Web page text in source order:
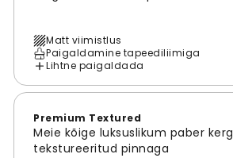
Matt viimistlus
Paigaldamine tapeediliimiga
Lihtne paigaldada
Premium Textured
Meie kõige luksuslikum paber
tekstureeritud pinnaga